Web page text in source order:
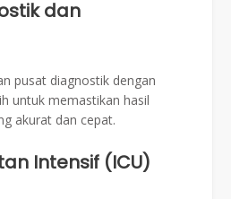
dan
pusat diagnostik dengan
untuk memastikan hasil
akurat dan cepat.
Intensif (ICU)